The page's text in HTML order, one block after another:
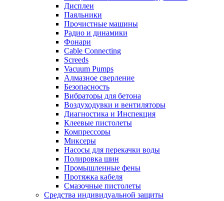
Дисплеи
Паяльники
Прочистные машины
Радио и динамики
Фонари
Cable Connecting
Screeds
Vacuum Pumps
Алмазное сверление
Безопасность
Вибраторы для бетона
Воздуходувки и вентиляторы
Диагностика и Инспекция
Клеевые пистолеты
Компрессоры
Миксеры
Насосы для перекачки воды
Полировка шин
Промышленные фены
Протяжка кабеля
Смазочные пистолеты
Средства индивидуальной защиты